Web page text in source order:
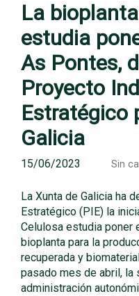
La
estudia
As Pontes,
Proyecto
Estratégico
Galicia
15/06/2023 Sin
La Xunta de Galicia ha
Estratégico (PIE) la
Celulosa estudia poner
bioplanta para la
recuperada y
pasado mes de abril,
administración